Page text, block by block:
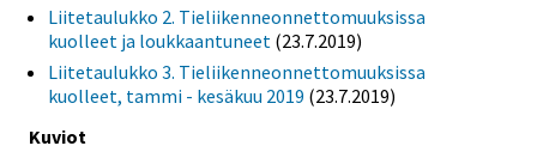
Liitetaulukko 2. Tieliikenneonnettomuuksissa
kuolleet ja loukkaantuneet (23.7.2019)
Liitetaulukko 3. Tieliikenneonnettomuuksissa
kuolleet, tammi - kesäkuu 2019 (23.7.2019)
Kuviot